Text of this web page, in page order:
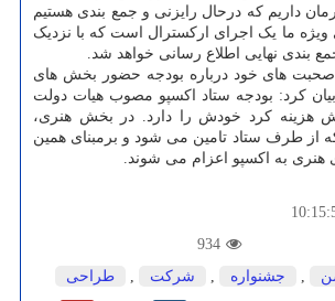
داریم که درحال رایزنی و جمع بندی هستیم
ویژه ما یک اجرای ارکسترال است که با نزدیک
بندی نهایی اطلاع رسانی خواهد شد.
های خود درباره بودجه حضور بخش های
کرد: بودجه ستاد اکسپو مصوب هیات دولت
هزینه کرد خودش را دارد. در بخش هنری،
که از طرف ستاد تامین می شود و برمبنای همین
هنری به اکسپو اعزام می شوند.
934
جشنواره شركت طراحی